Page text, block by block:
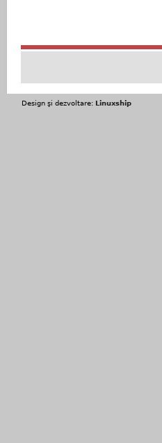
Design şi dezvoltare: Linuxship